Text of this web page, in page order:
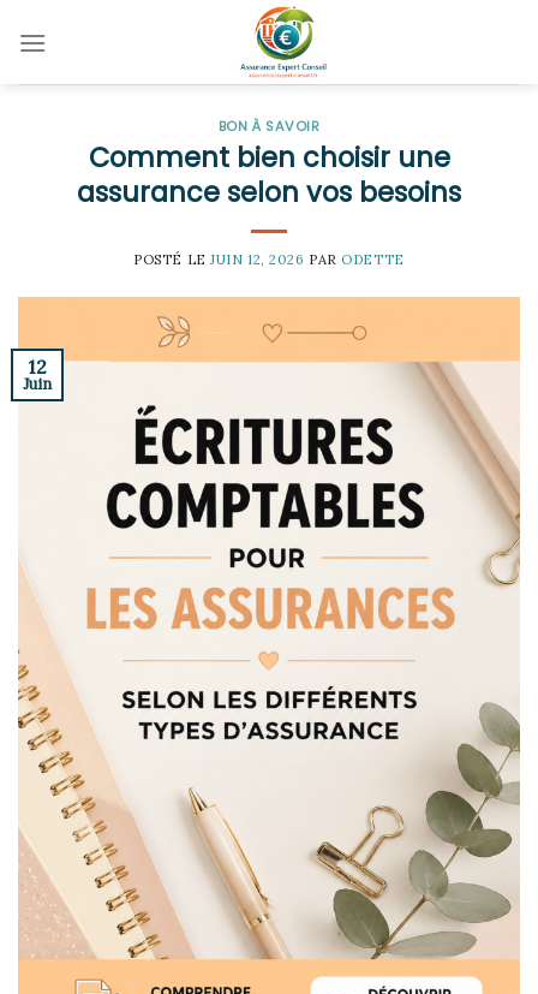
BON À SAVOIR
Comment bien choisir une
assurance selon vos besoins
POSTÉ LEJUIN 12, 2026 PAR ODETTE
12
Juin